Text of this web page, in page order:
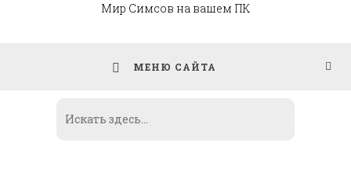
Мир Симсов на вашем ПК
МЕНЮ САЙТА